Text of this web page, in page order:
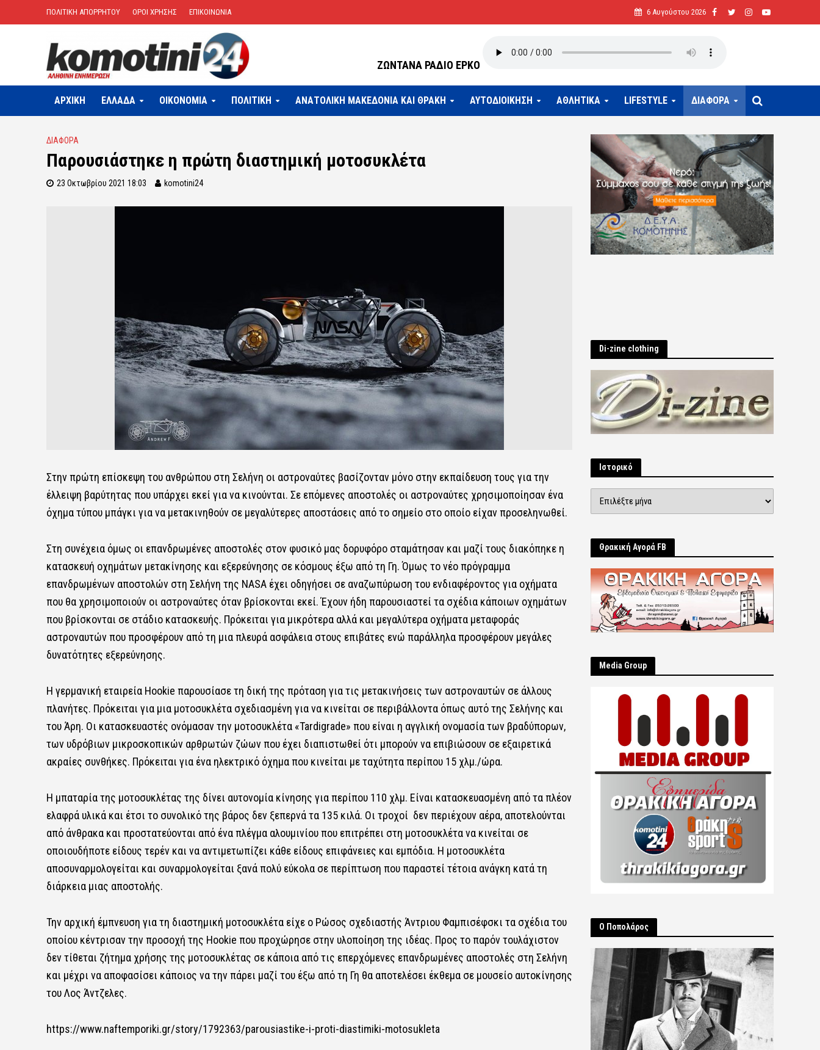
ΠΟΛΙΤΙΚΗ ΑΠΟΡΡΗΤΟΥ ΟΡΟΙ ΧΡΗΣΗΣ ΕΠΙΚΟΙΝΩΝΙΑ 6 Αυγούστου 2026
ΖΩΝΤΑΝΑ ΡΑΔΙΟ ΕΡΚΟ
ΑΡΧΙΚΗ ΕΛΛΑΔΑ OIKONOMIA ΠΟΛΙΤΙΚΗ ΑΝΑΤΟΛΙΚΗ ΜΑΚΕΔΟΝΙΑ ΚΑΙ ΘΡΑΚΗ ΑΥΤΟΔΙΟΙΚΗΣΗ ΑΘΛΗΤΙΚΑ LIFESTYLE ΔΙΑΦΟΡΑ
ΔΙΑΦΟΡΑ
Παρουσιάστηκε η πρώτη διαστημική μοτοσυκλέτα
23 Οκτωβρίου 2021 18:03 komotini24
Στην πρώτη επίσκεψη του ανθρώπου στη Σελήνη οι αστροναύτες βασίζονταν μόνο στην εκπαίδευση τους για την
έλλειψη βαρύτητας που υπάρχει εκεί για να κινούνται. Σε επόμενες αποστολές οι αστροναύτες χρησιμοποίησαν ένα
όχημα τύπου μπάγκι για να μετακινηθούν σε μεγαλύτερες αποστάσεις από το σημείο στο οποίο είχαν προσεληνωθεί.
Στη συνέχεια όμως οι επανδρωμένες αποστολές στον φυσικό μας δορυφόρο σταμάτησαν και μαζί τους διακόπηκε η
κατασκευή οχημάτων μετακίνησης και εξερεύνησης σε κόσμους έξω από τη Γη. Όμως το νέο πρόγραμμα
επανδρωμένων αποστολών στη Σελήνη της NASA έχει οδηγήσει σε αναζωπύρωση του ενδιαφέροντος για οχήματα
που θα χρησιμοποιούν οι αστροναύτες όταν βρίσκονται εκεί. Έχουν ήδη παρουσιαστεί τα σχέδια κάποιων οχημάτων
που βρίσκονται σε στάδιο κατασκευής. Πρόκειται για μικρότερα αλλά και μεγαλύτερα οχήματα μεταφοράς
αστροναυτών που προσφέρουν από τη μια πλευρά ασφάλεια στους επιβάτες ενώ παράλληλα προσφέρουν μεγάλες
δυνατότητες εξερεύνησης.
Η γερμανική εταιρεία Hookie παρουσίασε τη δική της πρόταση για τις μετακινήσεις των αστροναυτών σε άλλους
πλανήτες. Πρόκειται για μια μοτοσυκλέτα σχεδιασμένη για να κινείται σε περιβάλλοντα όπως αυτό της Σελήνης και
του Άρη. Οι κατασκευαστές ονόμασαν την μοτοσυκλέτα «Tardigrade» που είναι η αγγλική ονομασία των βραδύπορων,
των υδρόβιων μικροσκοπικών αρθρωτών ζώων που έχει διαπιστωθεί ότι μπορούν να επιβιώσουν σε εξαιρετικά
ακραίες συνθήκες. Πρόκειται για ένα ηλεκτρικό όχημα που κινείται με ταχύτητα περίπου 15 χλμ./ώρα.
Η μπαταρία της μοτοσυκλέτας της δίνει αυτονομία κίνησης για περίπου 110 χλμ. Είναι κατασκευασμένη από τα πλέον
ελαφρά υλικά και έτσι το συνολικό της βάρος δεν ξεπερνά τα 135 κιλά. Οι τροχοί δεν περιέχουν αέρα, αποτελούνται
από άνθρακα και προστατεύονται από ένα πλέγμα αλουμινίου που επιτρέπει στη μοτοσυκλέτα να κινείται σε
οποιουδήποτε είδους τερέν και να αντιμετωπίζει κάθε είδους επιφάνειες και εμπόδια. Η μοτοσυκλέτα
αποσυναρμολογείται και συναρμολογείται ξανά πολύ εύκολα σε περίπτωση που παραστεί τέτοια ανάγκη κατά τη
διάρκεια μιας αποστολής.
Την αρχική έμπνευση για τη διαστημική μοτοσυκλέτα είχε ο Ρώσος σχεδιαστής Άντριου Φαμπισέφσκι τα σχέδια του
οποίου κέντρισαν την προσοχή της Hookie που προχώρησε στην υλοποίηση της ιδέας. Προς το παρόν τουλάχιστον
δεν τίθεται ζήτημα χρήσης της μοτοσυκλέτας σε κάποια από τις επερχόμενες επανδρωμένες αποστολές στη Σελήνη
και μέχρι να αποφασίσει κάποιος να την πάρει μαζί του έξω από τη Γη θα αποτελέσει έκθεμα σε μουσείο αυτοκίνησης
του Λος Άντζελες.
https://www.naftemporiki.gr/story/1792363/parousiastike-i-proti-diastimiki-motosukleta
Di-zine clothing
Ιστορικό
Θρακική Αγορά FB
Μedia Group
Ο Ποπολάρος